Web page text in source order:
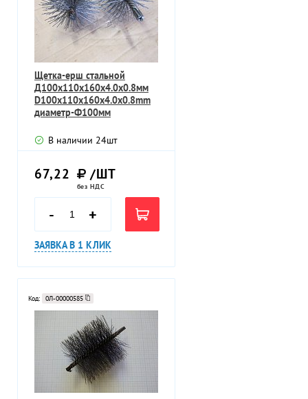
Щетка-ерш стальной
Д100х110х160х4.0х0.8мм
D100х110х160х4.0х0.8mm
диаметр-Ф100мм
В наличии 24шт
67,22 /ШТ
без НДС
- +
ЗАЯВКА В 1 КЛИК
Код: 0Л-00000585